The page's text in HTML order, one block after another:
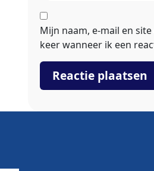
Mijn naam, e-mail en
keer wanneer ik een